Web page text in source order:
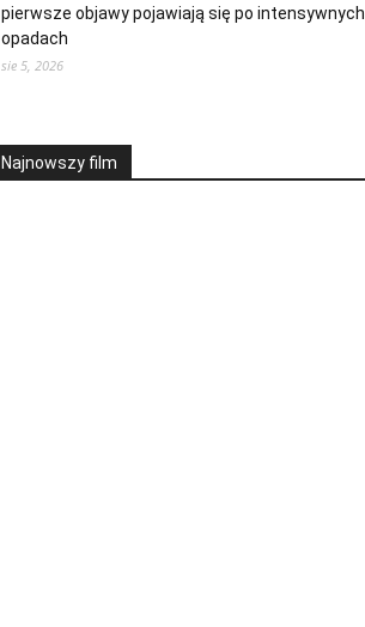
pierwsze objawy pojawiają się po intensywnych
opadach
sie 5, 2026
Najnowszy film